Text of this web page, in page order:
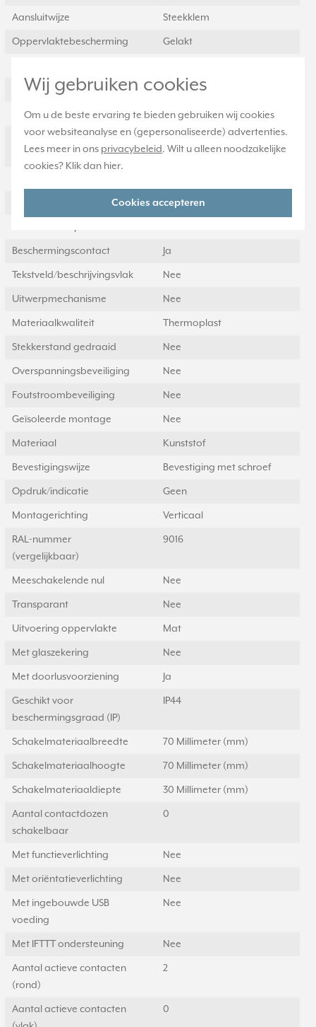
Wij gebruiken cookies
Om u de beste ervaring te bieden gebruiken wij cookies
voor websiteanalyse en (gepersonaliseerde) advertenties.
Lees meer in ons privacybeleid. Wilt u alleen noodzakelijke
cookies? Klik dan hier.
Cookies accepteren
Aansluitwijze Steekklem
Oppervlaktebescherming Gelakt
Aantal contactdozen 1
Aantal fasen 1
Met verhoogde
aanraakbeveiliging
Nee
Met aan/uitschakelaar Nee
Beschermingscontact Ja
Tekstveld/beschrijvingsvlak Nee
Uitwerpmechanisme Nee
Materiaalkwaliteit Thermoplast
Stekkerstand gedraaid Nee
Overspanningsbeveiliging Nee
Foutstroombeveiliging Nee
Geïsoleerde montage Nee
Materiaal Kunststof
Bevestigingswijze Bevestiging met schroef
Opdruk/indicatie Geen
Montagerichting Verticaal
RAL-nummer
(vergelijkbaar)
9016
Meeschakelende nul Nee
Transparant Nee
Uitvoering oppervlakte Mat
Met glaszekering Nee
Met doorlusvoorziening Ja
Geschikt voor
beschermingsgraad (IP)
IP44
Schakelmateriaalbreedte 70 Millimeter (mm)
Schakelmateriaalhoogte 70 Millimeter (mm)
Schakelmateriaaldiepte 30 Millimeter (mm)
Aantal contactdozen
schakelbaar
0
Met functieverlichting Nee
Met oriëntatieverlichting Nee
Met ingebouwde USB
voeding
Nee
Met IFTTT ondersteuning Nee
Aantal actieve contacten
(rond)
2
Aantal actieve contacten
0